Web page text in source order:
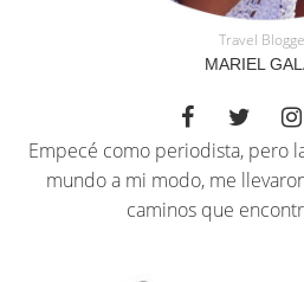
Travel
MARIEL
Empecé como periodista, pero
mundo a mi modo, me
caminos que